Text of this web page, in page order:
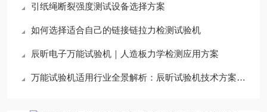
引纸绳断裂强度测试设备选择方案
如何选择适合自己的链接链拉力检测试验机
辰昕电子万能试验机｜人造板力学检测应用方案
万能试验机适用行业全景解析：辰昕试验机技术方案适配领域深度指南